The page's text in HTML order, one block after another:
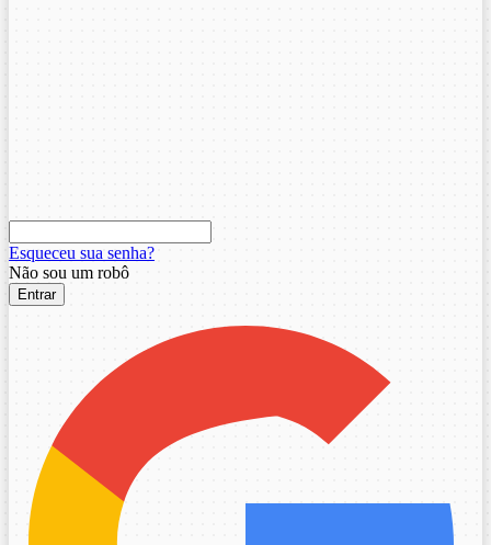
Esqueceu sua senha?
Não sou um robô
Entrar